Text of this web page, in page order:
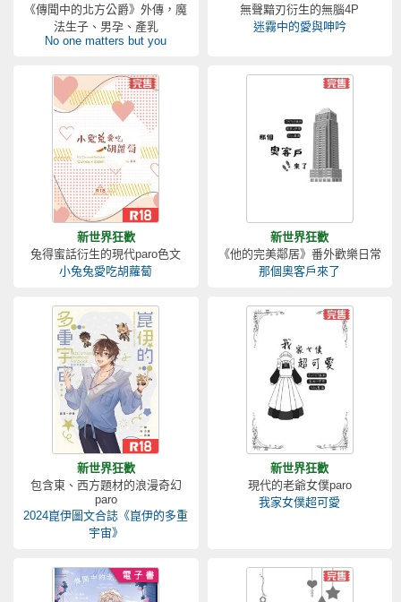
《傳聞中的北方公爵》外傳，魔
法生子、男孕、產乳
No one matters but you
無聲黯刃衍生的無腦4P
迷霧中的愛與呻吟
新世界狂歡
兔得蜜話衍生的現代paro色文
小兔兔愛吃胡蘿蔔
新世界狂歡
《他的完美鄰居》番外歡樂日常
那個奧客戶來了
新世界狂歡
包含東、西方題材的浪漫奇幻
paro
2024崑伊圖文合誌《崑伊的多重
宇宙》
新世界狂歡
現代的老爺女僕paro
我家女僕超可愛